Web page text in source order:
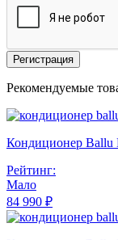
Регистрация
Рекомендуемые
Кондиционер Ballu
Рейтинг:
Мало
84 990 ₽